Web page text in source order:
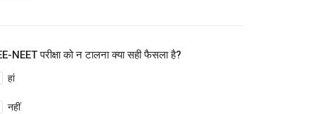
NEET परीक्षा को न टालना क्या सही फैसला है?
हां
नहीं